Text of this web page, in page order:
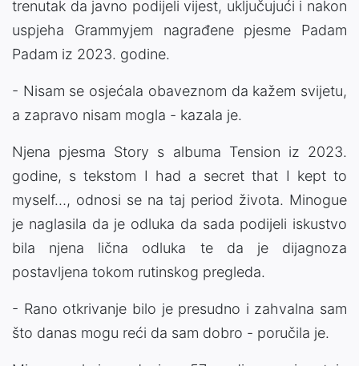
trenutak da javno podijeli vijest, uključujući i nakon
uspjeha Grammyjem nagrađene pjesme Padam
Padam iz 2023. godine.
- Nisam se osjećala obaveznom da kažem svijetu,
a zapravo nisam mogla - kazala je.
Njena pjesma Story s albuma Tension iz 2023.
godine, s tekstom I had a secret that I kept to
myself…, odnosi se na taj period života. Minogue
je naglasila da je odluka da sada podijeli iskustvo
bila njena lična odluka te da je dijagnoza
postavljena tokom rutinskog pregleda.
- Rano otkrivanje bilo je presudno i zahvalna sam
što danas mogu reći da sam dobro - poručila je.